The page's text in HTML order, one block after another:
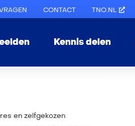
CONTACT TNO.NL
Kennis delen
en zelfgekozen